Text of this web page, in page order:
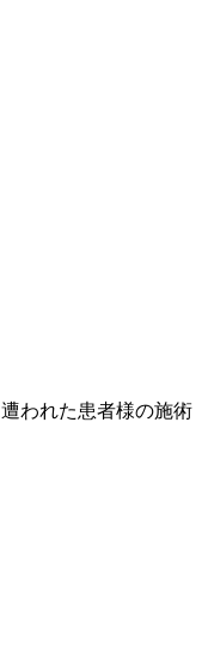
われた患者様の施術